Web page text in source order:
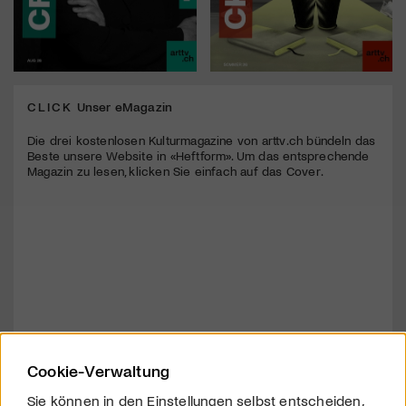
CLICK Unser eMagazin
Die drei kostenlosen Kulturmagazine von arttv.ch bündeln das
Beste unsere Website in «Heftform». Um das entsprechende
Magazin zu lesen, klicken Sie einfach auf das Cover.
Cookie-Verwaltung
Sie können in den Einstellungen selbst entscheiden,